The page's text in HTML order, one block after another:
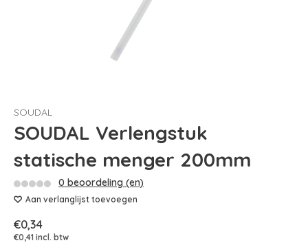
SOUDAL
SOUDAL Verlengstuk
statische menger 200mm
0 beoordeling (en)
Aan verlanglijst toevoegen
€0,34
€0,41 incl. btw